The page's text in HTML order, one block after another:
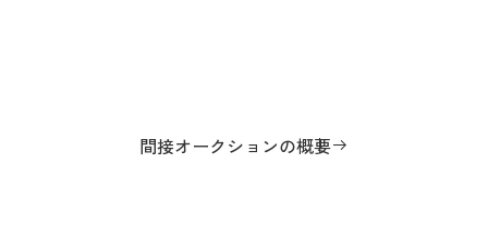
間接オークションの概要